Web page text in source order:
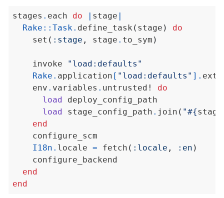
stages . each do | stage |
Rake :: Task . define_task ( stage )
do
    set
( :stage , stage . to_sym )
    invoke
"load:defaults"
Rake . application [ "load:defaults" ].
    env
. variables . untrusted! do
load
load stage_config_path . join ( "#{stage
end
I18n . locale = fetch ( :locale , :en )
end
end